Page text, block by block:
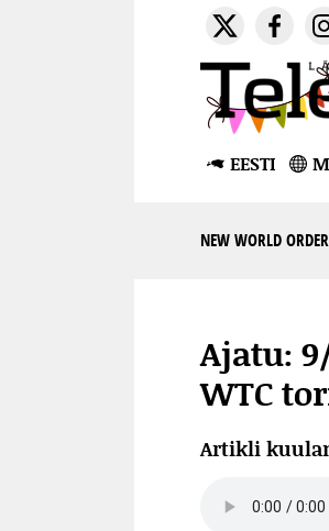
EESTI
NEW WORLD ORDER
Ajatu:
WTC
Artikli